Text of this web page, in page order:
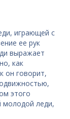
играющей с
ее рук
выражает
как
он говорит,
этого
леди,